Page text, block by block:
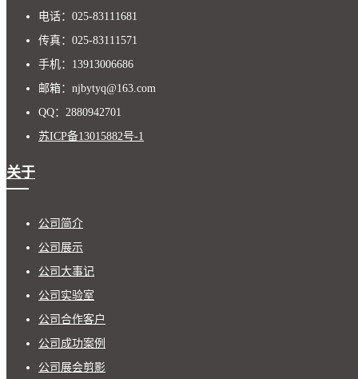
电话：025-83111681
传真：025-83111571
手机：13913006686
邮箱：njbytyq@163.com
QQ：2880942701
苏ICP备13015882号-1
关于
公司简介
公司展示
公司大事记
公司实验室
公司合作客户
公司成功案例
公司展会剪影